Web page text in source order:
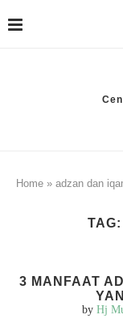
Home » adzan dan
TAG:
3 MANFAAT
by Hj